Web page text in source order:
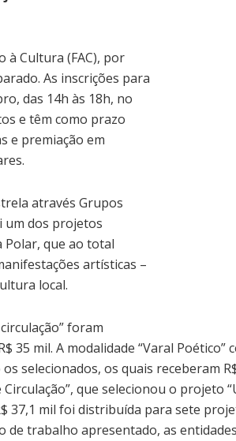
à Cultura (FAC), por
As inscrições para
das 14h às 18h, no
e têm como prazo
e premiação em
através Grupos
um dos projetos
Polar, que ao total
artísticas –
local.
foram
35 mil. A modalidade “Varal
selecionados, os quais receberam
que selecionou o projeto
mil foi distribuída para sete
de trabalho apresentado, as